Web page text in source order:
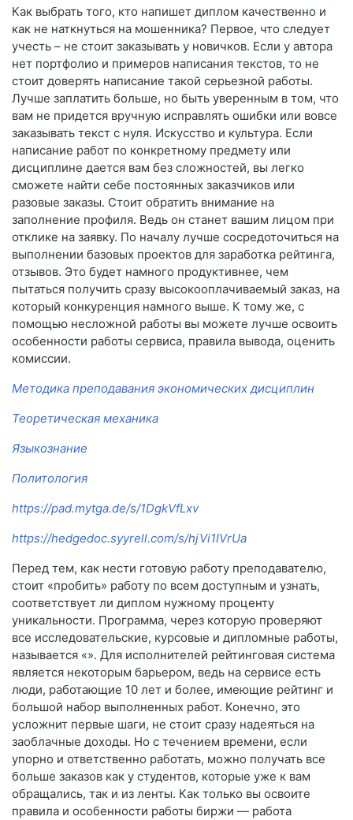
Как выбрать того, кто напишет диплом качественно и
как не наткнуться на мошенника? Первое, что следует
учесть – не стоит заказывать у новичков. Если у автора
нет портфолио и примеров написания текстов, то не
стоит доверять написание такой серьезной работы.
Лучше заплатить больше, но быть уверенным в том, что
вам не придется вручную исправлять ошибки или вовсе
заказывать текст с нуля. Искусство и культура. Если
написание работ по конкретному предмету или
дисциплине дается вам без сложностей, вы легко
сможете найти себе постоянных заказчиков или
разовые заказы. Стоит обратить внимание на
заполнение профиля. Ведь он станет вашим лицом при
отклике на заявку. По началу лучше сосредоточиться на
выполнении базовых проектов для заработка рейтинга,
отзывов. Это будет намного продуктивнее, чем
пытаться получить сразу высокооплачиваемый заказ, на
который конкуренция намного выше. К тому же, с
помощью несложной работы вы можете лучше освоить
особенности работы сервиса, правила вывода, оценить
комиссии.
Методика преподавания экономических дисциплин
Теоретическая механика
Языкознание
Политология
https://pad.mytga.de/s/1DgkVfLxv
https://hedgedoc.syyrell.com/s/hjVi1IVrUa
Перед тем, как нести готовую работу преподавателю,
стоит «пробить» работу по всем доступным и узнать,
соответствует ли диплом нужному проценту
уникальности. Программа, через которую проверяют
все исследовательские, курсовые и дипломные работы,
называется «». Для исполнителей рейтинговая система
является некоторым барьером, ведь на сервисе есть
люди, работающие 10 лет и более, имеющие рейтинг и
большой набор выполненных работ. Конечно, это
усложнит первые шаги, не стоит сразу надеяться на
заоблачные доходы. Но с течением времени, если
упорно и ответственно работать, можно получать все
больше заказов как у студентов, которые уже к вам
обращались, так и из ленты. Как только вы освоите
правила и особенности работы биржи — работа